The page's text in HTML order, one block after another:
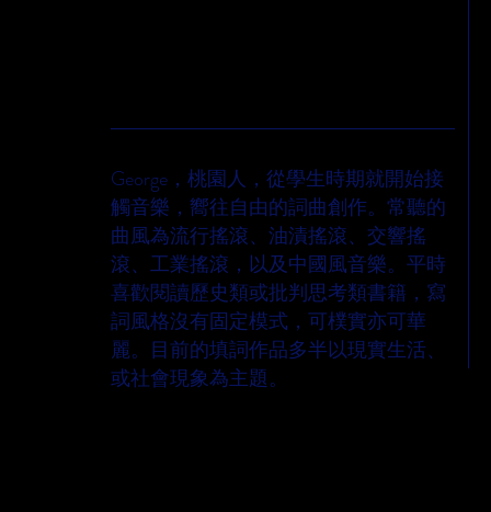
George，桃園人，從學生時期就開始接
觸音樂，嚮往自由的詞曲創作。常聽的
曲風為流行搖滾、油漬搖滾、交響搖
滾、工業搖滾，以及中國風音樂。平時
喜歡閱讀歷史類或批判思考類書籍，寫
詞風格沒有固定模式，可樸實亦可華
麗。目前的填詞作品多半以現實生活、
或社會現象為主題。